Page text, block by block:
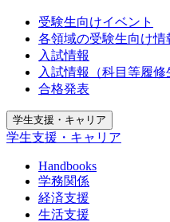
受験生向けイベント
各領域の受験生向け情
入試情報
入試情報（科目等履修
合格発表
学生支援・キャリア
学生支援・キャリア
Handbooks
学務関係
経済支援
生活支援